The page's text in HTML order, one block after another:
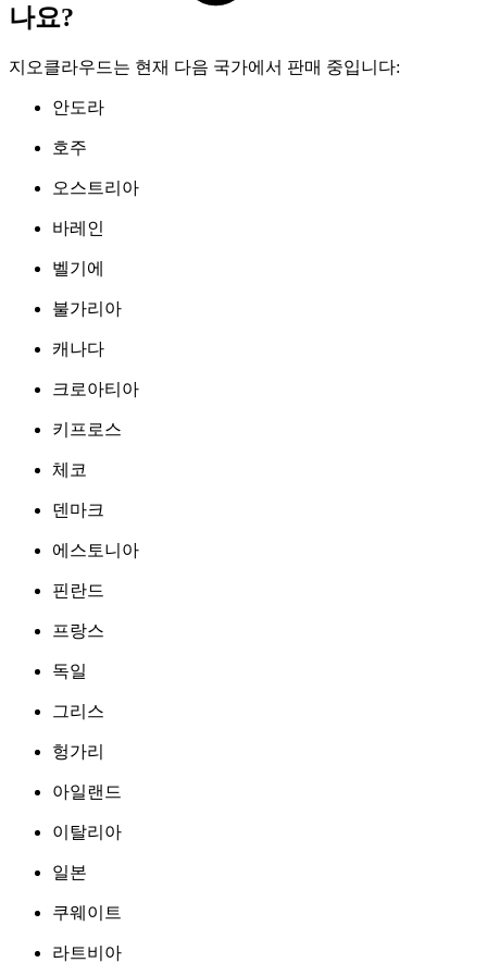
나요?
지오클라우드는 현재 다음 국가에서 판매 중입니다:
안도라
호주
오스트리아
바레인
벨기에
불가리아
캐나다
크로아티아
키프로스
체코
덴마크
에스토니아
핀란드
프랑스
독일
그리스
헝가리
아일랜드
이탈리아
일본
쿠웨이트
라트비아